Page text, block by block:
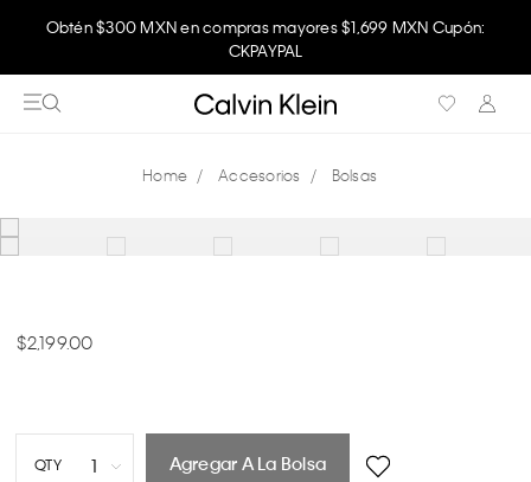
Obtén $300 MXN en compras mayores $1,699 MXN Cupón:
CKPAYPAL
Accesorios Bolsas
2,199.00
QTY 1 Agregar A La Bolsa